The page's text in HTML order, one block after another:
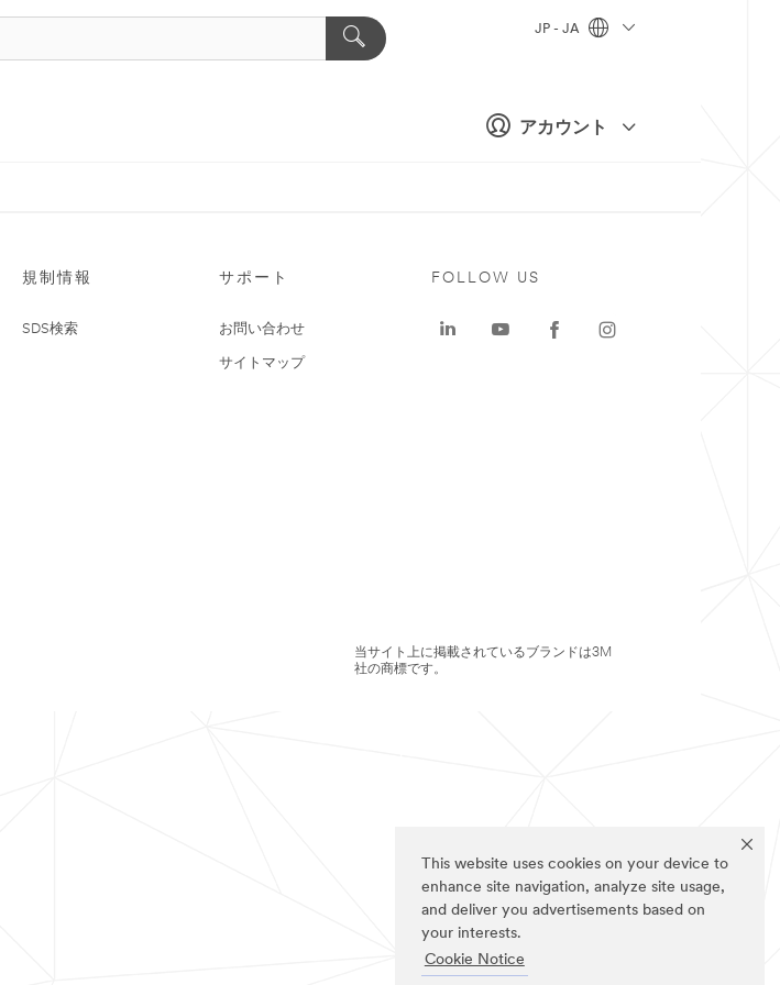
This website uses cookies on your device to
enhance site navigation, analyze site usage,
and deliver you advertisements based on
your interests.
Cookie Notice
アカウント
JP - JA
規制情報
SDS検索
サポート
お問い合わせ
サイトマップ
FOLLOW US
当サイト上に掲載されているブランドは3M
社の商標です。